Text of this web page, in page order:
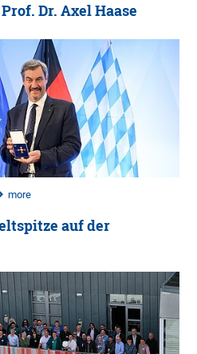
Dr. Axel Haase
more
auf der